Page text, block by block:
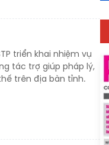
triển khai nhiệm vụ
tác trợ giúp pháp lý,
trên địa bàn tỉnh.